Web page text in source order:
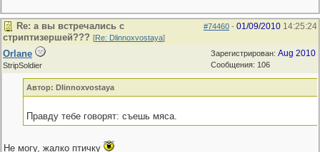
#74460 - 01/09/2010 14:25:24
Re: а вы встречались с
стриптизершей??? [Re: Dlinnoxvostaya]
Зарегистрирован: Aug 2010
Сообщения: 106
Orlane
StripSoldier
Автор: Dlinnoxvostaya
Правду тебе говорят: съешь мяса.
Не могу, жалко птичку